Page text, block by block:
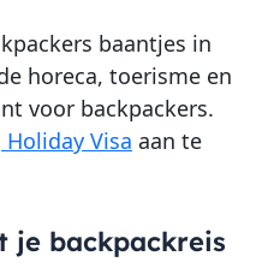
baantjes in
horeca, toerisme en
voor backpackers.
Visa aan te
je backpackreis